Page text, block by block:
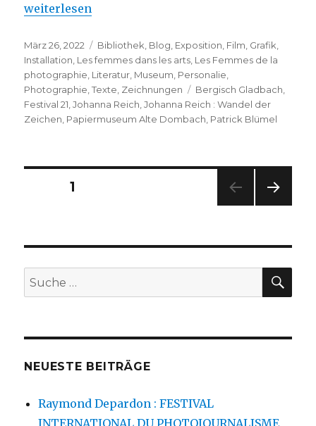
„ Johanna Reich : Wandel der Zeichen“
weiterlesen
Veröffentlicht
am
März 26, 2022 Kategorien
Bibliothek Blog Exposition Film Grafik
Installation Les femmes dans les arts Les Femmes de la
photographie Literatur Museum Personalie
Photographie ,Texte Zeichnungen Schlagwörter
Bergisch Gladbach
Festival 21 ,Johanna Reich ,Johanna Reich : Wandel der
Zeichen Papiermuseum Alte Dombach Patrick Blümel
Seitennummerierung
Beiträge
SEITE1
E
Suche
nach:
NEUESTE BEITRÄGE
Raymond Depardon : FESTIVAL